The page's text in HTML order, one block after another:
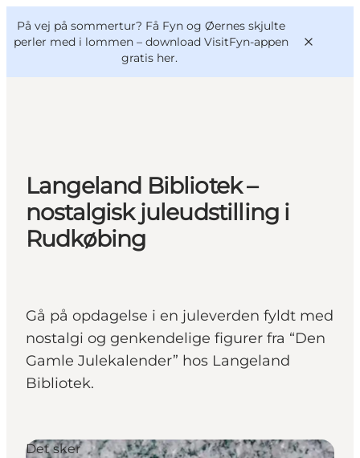
På vej på sommertur? Få Fyn og Øernes skjulte
perler med i lommen – download VisitFyn-appen
gratis her.
Oplevelser
Outdoor
Mad og drikke
Overnatning
VisitFyn
Deutsch
Langeland Bibliotek –
nostalgisk juleudstilling i
Rudkøbing
Gå på opdagelse i en juleverden fyldt med
nostalgi og genkendelige figurer fra “Den
Gamle Julekalender” hos Langeland
Bibliotek.
Det sker